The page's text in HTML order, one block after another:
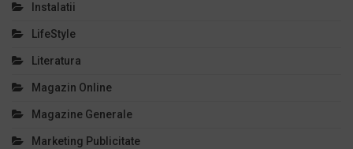
Instalatii
LifeStyle
Literatura
Magazin Online
Magazine Generale
Marketing Publicitate